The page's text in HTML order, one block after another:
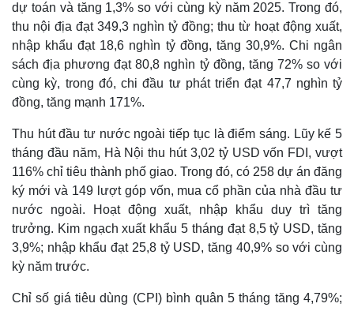
Thế giới
Quan sát
Cuộc sống đó đây
Hồ sơ
Multimedia
Video
Ảnh
E-Magazine
dự toán và tăng 1,3% so với cùng kỳ năm 2025. Trong đó,
thu nội địa đạt 349,3 nghìn tỷ đồng; thu từ hoạt động xuất,
nhập khẩu đạt 18,6 nghìn tỷ đồng, tăng 30,9%. Chi ngân
sách địa phương đạt 80,8 nghìn tỷ đồng, tăng 72% so với
cùng kỳ, trong đó, chi đầu tư phát triển đạt 47,7 nghìn tỷ
đồng, tăng mạnh 171%.
Thu hút đầu tư nước ngoài tiếp tục là điểm sáng. Lũy kế 5
tháng đầu năm, Hà Nội thu hút 3,02 tỷ USD vốn FDI, vượt
116% chỉ tiêu thành phố giao. Trong đó, có 258 dự án đăng
ký mới và 149 lượt góp vốn, mua cổ phần của nhà đầu tư
nước ngoài. Hoạt động xuất, nhập khẩu duy trì tăng
trưởng. Kim ngạch xuất khẩu 5 tháng đạt 8,5 tỷ USD, tăng
3,9%; nhập khẩu đạt 25,8 tỷ USD, tăng 40,9% so với cùng
kỳ năm trước.
Chỉ số giá tiêu dùng (CPI) bình quân 5 tháng tăng 4,79%;